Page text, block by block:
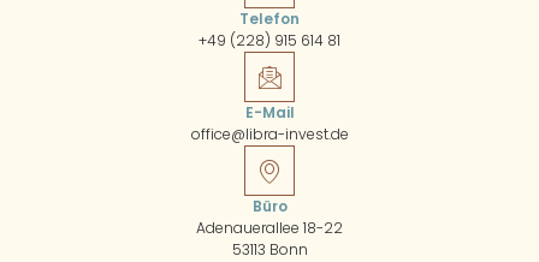
Telefon
+49 (228) 915 614 81
E-Mail
office@libra-invest.de
Büro
Adenauerallee 18-22
53113 Bonn